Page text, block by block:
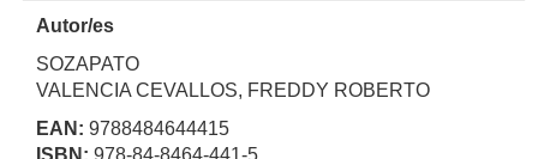
Autor/es
SOZAPATO
VALENCIA CEVALLOS, FREDDY ROBERTO
EAN: 9788484644415
ISBN: 978-84-8464-441-5